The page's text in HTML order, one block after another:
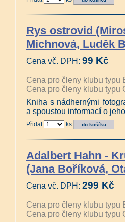
Rys ostrovid
Michnová, Luděk
Cena vč. DPH: 99 Kč
Cena pro členy klubu typu
Cena pro členy klubu typu
Kniha s nádhernými
a spoustou informací o
Přidat ks
Adalbert Hahn -
(Jana Boříková,
Cena vč. DPH: 299 Kč
Cena pro členy klubu typu
Cena pro členy klubu typu